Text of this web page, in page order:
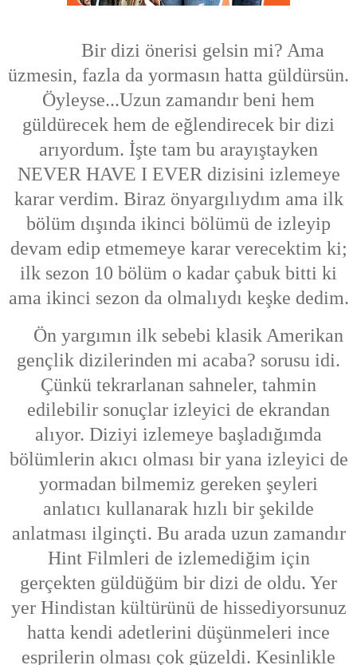
Bir dizi önerisi gelsin mi? Ama
üzmesin, fazla da yormasın hatta güldürsün.
Öyleyse...Uzun zamandır beni hem
güldürecek hem de eğlendirecek bir dizi
arıyordum. İşte tam bu arayıştayken
NEVER HAVE I EVER dizisini izlemeye
karar verdim. Biraz önyargılıydım ama ilk
bölüm dışında ikinci bölümü de izleyip
devam edip etmemeye karar verecektim ki;
ilk sezon 10 bölüm o kadar çabuk bitti ki
ama ikinci sezon da olmalıydı keşke dedim.
Ön yargımın ilk sebebi klasik Amerikan
gençlik dizilerinden mi acaba? sorusu idi.
Çünkü tekrarlanan sahneler, tahmin
edilebilir sonuçlar izleyici de ekrandan
alıyor. Diziyi izlemeye başladığımda
bölümlerin akıcı olması bir yana izleyici de
yormadan bilmemiz gereken şeyleri
anlatıcı kullanarak hızlı bir şekilde
anlatması ilginçti. Bu arada uzun zamandır
Hint Filmleri de izlemediğim için
gerçekten güldüğüm bir dizi de oldu. Yer
yer Hindistan kültürünü de hissediyorsunuz
hatta kendi adetlerini düşünmeleri ince
esprilerin olması çok güzeldi. Kesinlikle